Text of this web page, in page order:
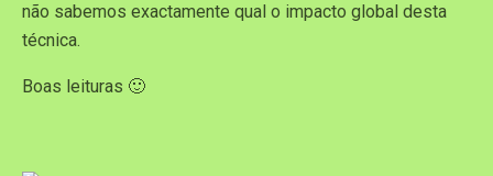
não sabemos exactamente qual o impacto global desta
técnica.
Boas leituras 🙂